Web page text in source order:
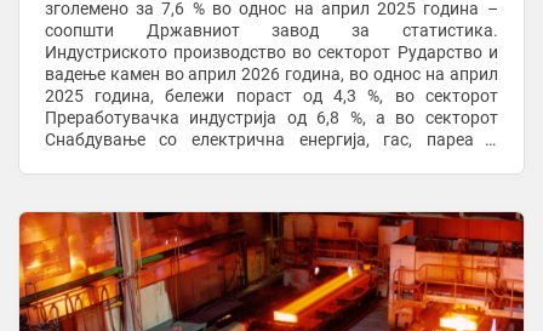
зголемено за 7,6 % во однос на април 2025 година –
соопшти Државниот завод за статистика.
Индустриското производство во секторот Рударство и
вадење камен во април 2026 година, во однос на април
2025 година, бележи пораст од 4,3 %, во секторот
Преработувачка индустрија од 6,8 %, а во секторот
Снабдување со електрична енергија, гас, пареа и